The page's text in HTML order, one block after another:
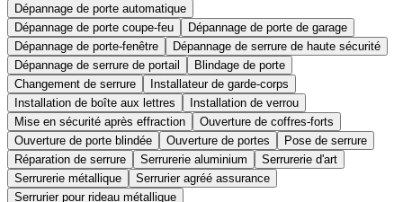
Dépannage de porte automatique
Dépannage de porte coupe-feu
Dépannage de porte de garage
Dépannage de porte-fenêtre
Dépannage de serrure de haute sécurité
Dépannage de serrure de portail
Blindage de porte
Changement de serrure
Installateur de garde-corps
Installation de boîte aux lettres
Installation de verrou
Mise en sécurité après effraction
Ouverture de coffres-forts
Ouverture de porte blindée
Ouverture de portes
Pose de serrure
Réparation de serrure
Serrurerie aluminium
Serrurerie d'art
Serrurerie métallique
Serrurier agréé assurance
Serrurier pour rideau métallique